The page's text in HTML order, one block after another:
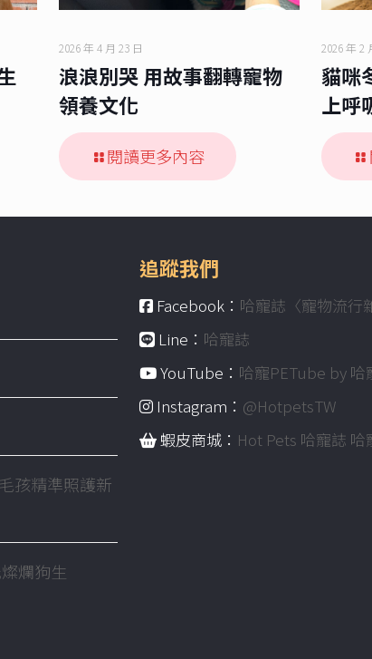
2026 年 4 月 23 日
浪浪別哭 用故事翻轉寵物
領養文化
閱讀更多內容
2026 年 2
貓咪
上呼
孩精準照護新
爛狗生
追蹤我們
Facebook： 哈寵誌〈寵物流行
Line： 哈寵誌
YouTube： 哈寵PETube by 哈
Instagram： @HotpetsTW
蝦皮商城： Hot Pets 哈寵誌 哈